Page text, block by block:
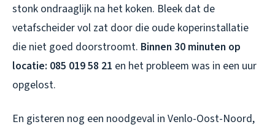
stonk ondraaglijk na het koken. Bleek dat de
vetafscheider vol zat door die oude koperinstallatie
die niet goed doorstroomt. Binnen 30 minuten op
locatie: 085 019 58 21 en het probleem was in een uur
opgelost.
En gisteren nog een noodgeval in Venlo-Oost-Noord,